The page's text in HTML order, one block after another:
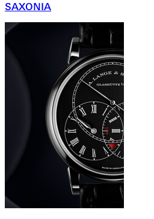
SAXONIA